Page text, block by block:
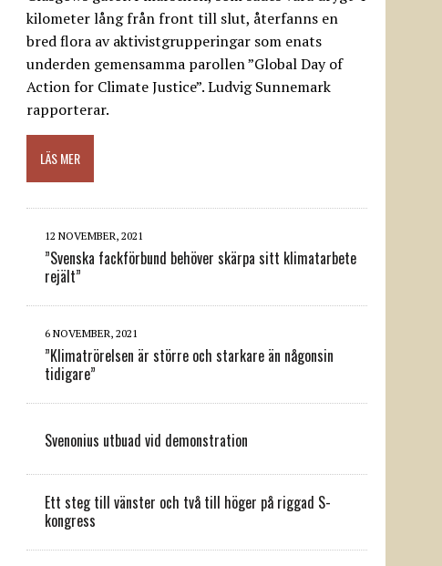
kilometer lång från front till slut, återfanns en
bred flora av aktivistgrupperingar som enats
underden gemensamma parollen ”Global Day of
Action for Climate Justice”. Ludvig Sunnemark
rapporterar.
LÄS MER
12 NOVEMBER, 2021
”Svenska fackförbund behöver skärpa sitt klimatarbete
rejält”
6 NOVEMBER, 2021
”Klimatrörelsen är större och starkare än någonsin
tidigare”
Svenonius utbuad vid demonstration
Ett steg till vänster och två till höger på riggad S-
kongress